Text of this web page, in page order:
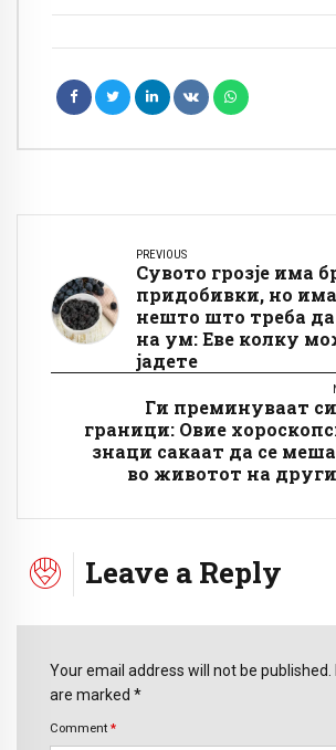
PREVIOUS
Сувото грозје има
придобивки, но
нешто што треба
на ум: Еве колку
јадете
Ги преминуваат
граници: Овие
знаци сакаат да се
во животот на
Leave a Reply
Your email address will not be published.
are marked *
Comment *